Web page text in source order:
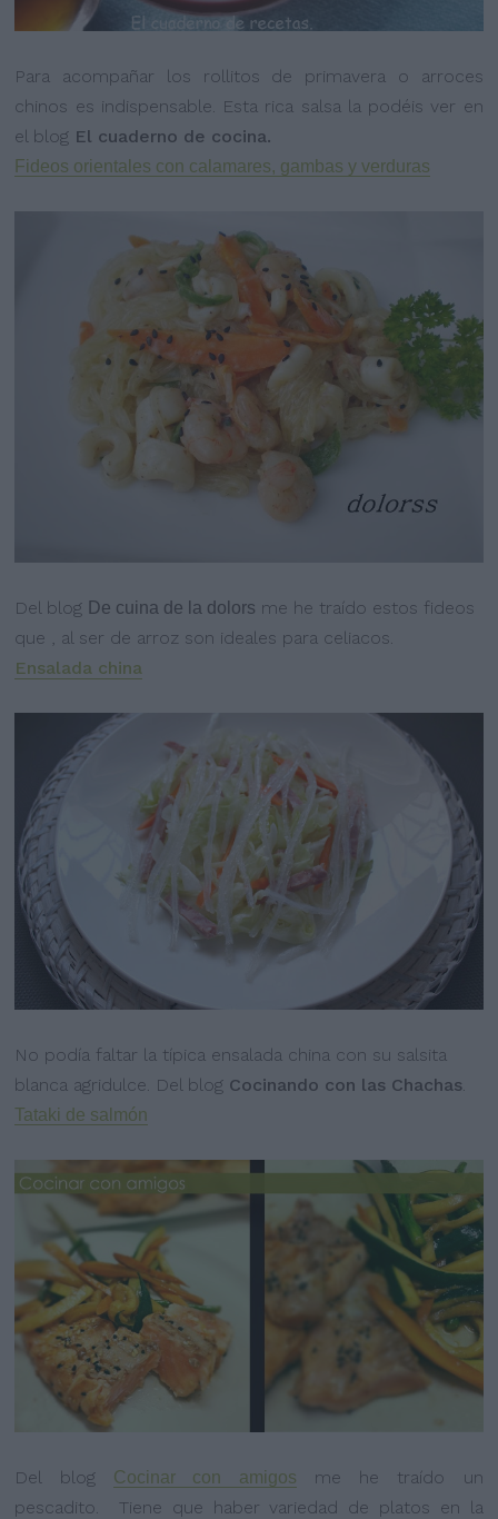
Para acompañar los rollitos de primavera o arroces
chinos es indispensable. Esta rica salsa la podéis ver en
el blog El cuaderno de cocina.
Fideos orientales con calamares, gambas y verduras
Del blog De cuina de la dolors me he traído estos fideos
que
, al ser de arroz son ideales para celiacos.
Ensalada china
No podía faltar la típica ensalada china con su salsita
blanca agridulce. Del blog Cocinando con las Chachas.
Tataki de salmón
Del blog Cocinar con amigos me he traído un
pescadito.
Tiene que haber variedad de platos en la